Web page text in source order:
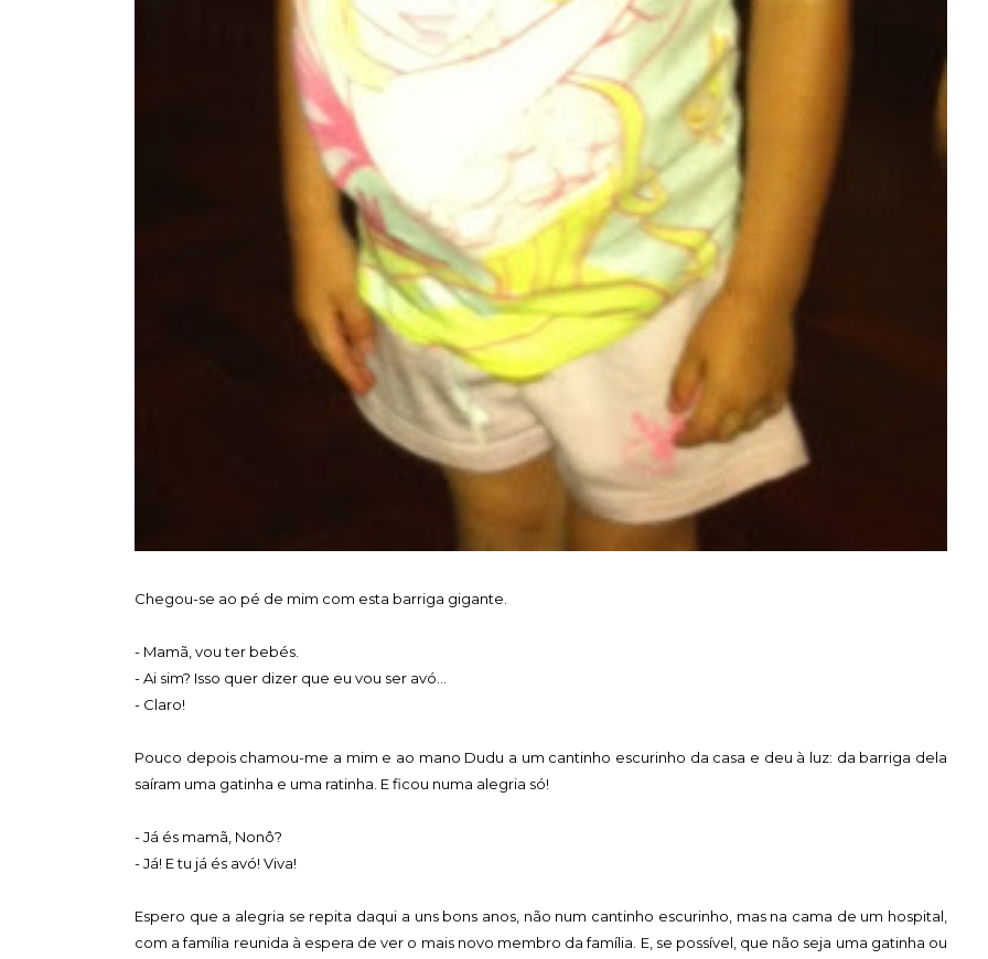
Chegou-se ao pé de mim com esta barriga gigante.
- Mamã, vou ter bebés.
- Ai sim? Isso quer dizer que eu vou ser avó...
- Claro!
Pouco depois chamou-me a mim e ao mano Dudu a um cantinho escurinho da casa e deu à luz: da barriga dela
saíram uma gatinha e uma ratinha. E ficou numa alegria só!
- Já és mamã, Nonô?
- Já! E tu já és avó! Viva!
Espero que a alegria se repita daqui a uns bons anos, não num cantinho escurinho, mas na cama de um hospital,
com a família reunida à espera de ver o mais novo membro da família. E, se possível, que não seja uma gatinha ou